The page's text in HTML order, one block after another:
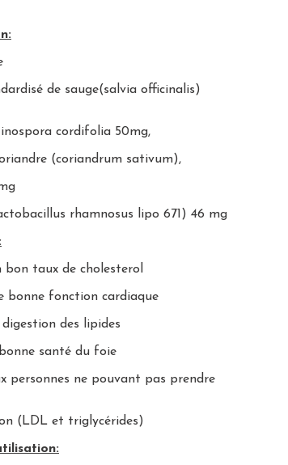
de sauge(salvia officinalis)
cordifolia 50mg,
(coriandrum sativum),
rhamnosus lipo 671) 46 mg
bon taux de cholesterol
bonne fonction cardiaque
des lipides
santé du foie
personnes ne pouvant pas prendre
(LDL et triglycérides)